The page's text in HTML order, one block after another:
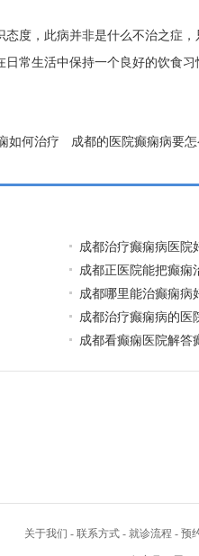
度，此病并非是什么不治之症
常生活中保持一个良好的饮食
如何治疗
成都的医院癫痫病要
成都治疗癫痫病医院
成都正医院能把癫痫
成都哪里能治癫痫病
成都治疗癫痫病的医
成都看癫痫医院解答
关于我们 - 联系方式 - 就诊流程 - 预